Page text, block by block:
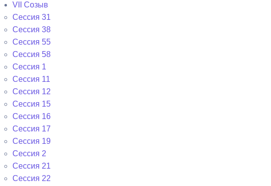
VII Созыв
Сессия 31
Сессия 38
Сессия 55
Сессия 58
Сессия 1
Сессия 11
Сессия 12
Сессия 15
Сессия 16
Сессия 17
Сессия 19
Сессия 2
Сессия 21
Сессия 22